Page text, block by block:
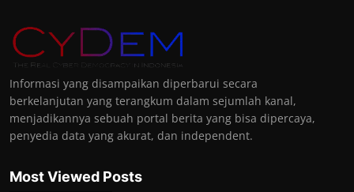
Informasi yang disampaikan diperbarui secara
berkelanjutan yang terangkum dalam sejumlah kanal,
menjadikannya sebuah portal berita yang bisa dipercaya,
penyedia data yang akurat, dan independent.
Most Viewed Posts